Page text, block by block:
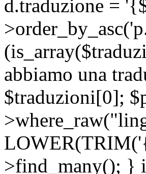
d.traduzione =
abbiamo una
$traduzioni[0];
>find_many(); }